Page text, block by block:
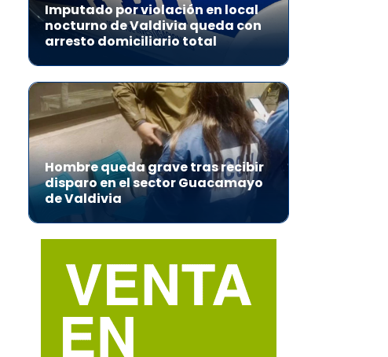
Imputado por violación en local
nocturno de Valdivia queda con
arresto domiciliario total
Hombre queda grave tras recibir
disparo en el sector Guacamayo
de Valdivia